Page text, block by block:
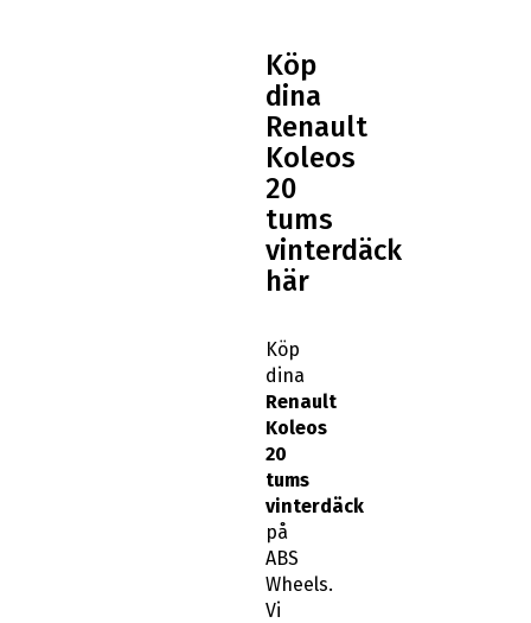
Köp
dina
Renault
Koleos
20
tums
vinterdäck
här
Köp
dina
Renault
Koleos
20
tums
vinterdäck
på
ABS
Wheels.
Vi